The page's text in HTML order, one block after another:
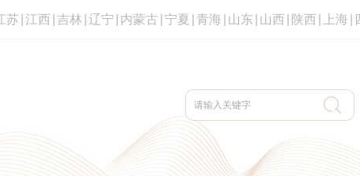
苏 江西 吉林 辽宁 内蒙古 宁夏 青海 山东 山西 陕西 上海